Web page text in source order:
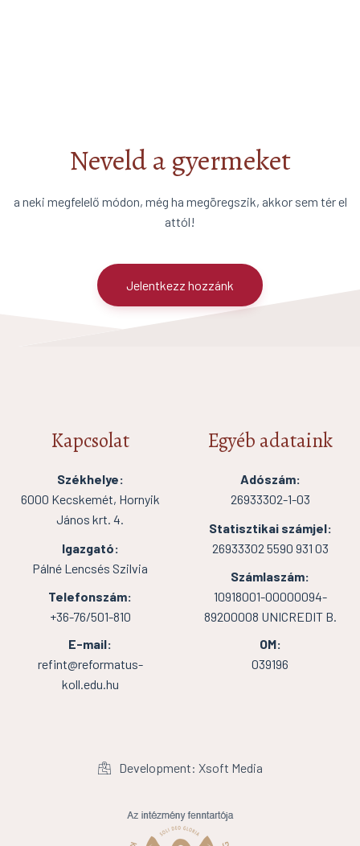
Neveld a gyermeket
a neki megfelelő módon, még ha megöregszik, akkor sem tér el
attól!
Jelentkezz hozzánk
Kapcsolat
Székhelye:
6000 Kecskemét, Hornyik
János krt. 4.
Igazgató:
Pálné Lencsés Szilvia
Telefonszám:
+36-76/501-810
E-mail:
refint@reformatus-
koll.edu.hu
Egyéb adataink
Adószám:
26933302-1-03
Statisztikai számjel:
26933302 5590 931 03
Számlaszám:
10918001-00000094-
89200008 UNICREDIT B.
OM:
039196
Development: Xsoft Media